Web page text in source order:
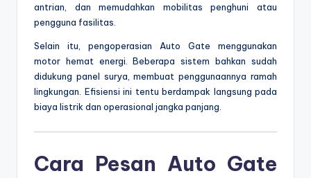
antrian, dan memudahkan mobilitas penghuni atau
pengguna fasilitas.
Selain itu, pengoperasian Auto Gate menggunakan
motor hemat energi. Beberapa sistem bahkan sudah
didukung panel surya, membuat penggunaannya ramah
lingkungan. Efisiensi ini tentu berdampak langsung pada
biaya listrik dan operasional jangka panjang.
Cara Pesan Auto Gate